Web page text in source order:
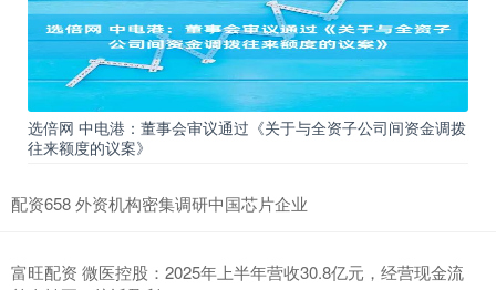
选倍网 中电港：董事会审议通过《关于与全资子公司间资金调拨
往来额度的议案》
配资658 外资机构密集调研中国芯片企业
富旺配资 微医控股：2025年上半年营收30.8亿元，经营现金流